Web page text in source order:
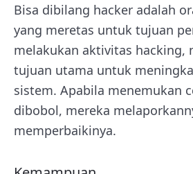
Bisa dibilang hacker adalah
yang meretas untuk tujuan
melakukan aktivitas hacking,
tujuan utama untuk
sistem. Apabila menemukan
dibobol, mereka
memperbaikinya.